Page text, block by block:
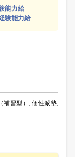
能力給
験能力給
補習型）, 個性派塾,